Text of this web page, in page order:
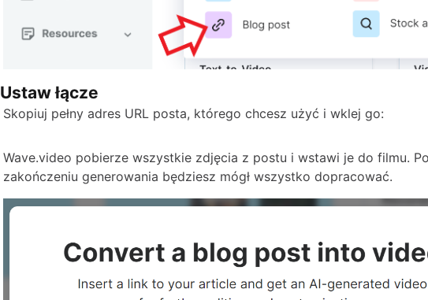
Ustaw łącze
Skopiuj pełny adres URL posta, którego chcesz użyć i wklej go:
Wave.video pobierze wszystkie zdjęcia z postu i wstawi je do filmu.
zakończeniu generowania będziesz mógł wszystko dopracować.